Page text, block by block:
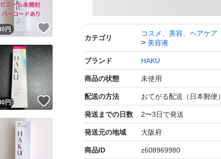
カテゴリ
コスメ、美容、ヘアケア
美容液
ブランド HAKU
商品の状態 未使用
配送の方法 おてがる配送（日本郵便）
発送までの日数 2〜3日で発送
発送元の地域 大阪府
商品ID z608969980
！
円
！
円